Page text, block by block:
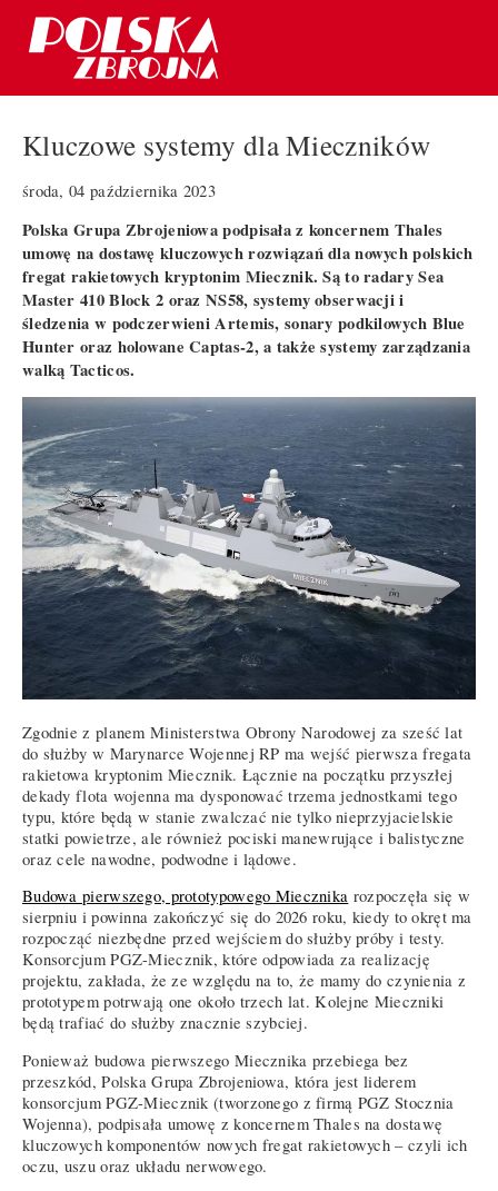
Kluczowe systemy dla Mieczników
środa, 04 października 2023
Polska Grupa Zbrojeniowa podpisała z koncernem Thales
umowę na dostawę kluczowych rozwiązań dla nowych polskich
fregat rakietowych kryptonim Miecznik. Są to radary Sea
Master 410 Block 2 oraz NS58, systemy obserwacji i
śledzenia w podczerwieni Artemis, sonary podkilowych Blue
Hunter oraz holowane Captas-2, a także systemy zarządzania
walką Tacticos.
Zgodnie z planem Ministerstwa Obrony Narodowej za sześć lat
do służby w Marynarce Wojennej RP ma wejść pierwsza fregata
rakietowa kryptonim Miecznik. Łącznie na początku przyszłej
dekady flota wojenna ma dysponować trzema jednostkami tego
typu, które będą w stanie zwalczać nie tylko nieprzyjacielskie
statki powietrze, ale również pociski manewrujące i balistyczne
oraz cele nawodne, podwodne i lądowe.
Budowa pierwszego, prototypowego Miecznika rozpoczęła się w
sierpniu i powinna zakończyć się do 2026 roku, kiedy to okręt ma
rozpocząć niezbędne przed wejściem do służby próby i testy.
Konsorcjum PGZ-Miecznik, które odpowiada za realizację
projektu, zakłada, że ze względu na to, że mamy do czynienia z
prototypem potrwają one około trzech lat. Kolejne Mieczniki
będą trafiać do służby znacznie szybciej.
Ponieważ budowa pierwszego Miecznika przebiega bez
przeszkód, Polska Grupa Zbrojeniowa, która jest liderem
konsorcjum PGZ-Miecznik (tworzonego z firmą PGZ Stocznia
Wojenna), podpisała umowę z koncernem Thales na dostawę
kluczowych komponentów nowych fregat rakietowych – czyli ich
oczu, uszu oraz układu nerwowego.